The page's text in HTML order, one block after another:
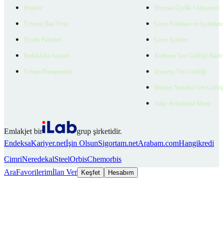
Projeler
Ücretsiz İlan Verin
Üyelik Paketleri
EmlakZeka Asistan
Uzman Danışmanlar
Bireysel Üyelik Sözleşmesi
Çerez Politikası ve
Çerez Ayarları
Kullanıcı Veri Gizliliği
Ziyaretçi Veri Gizliliği
Müşteri Yetkilisi Veri
Aday Aydınlatma Metni
Emlakjet bir
grup şirketidir.
EndeksaKariyer.netİşin OlsunSigortam.netArabam.comHangikredi
CimriNeredekalSteelOrbisChemorbis
AraFavorilerimİlan Ver Keşfet Hesabım